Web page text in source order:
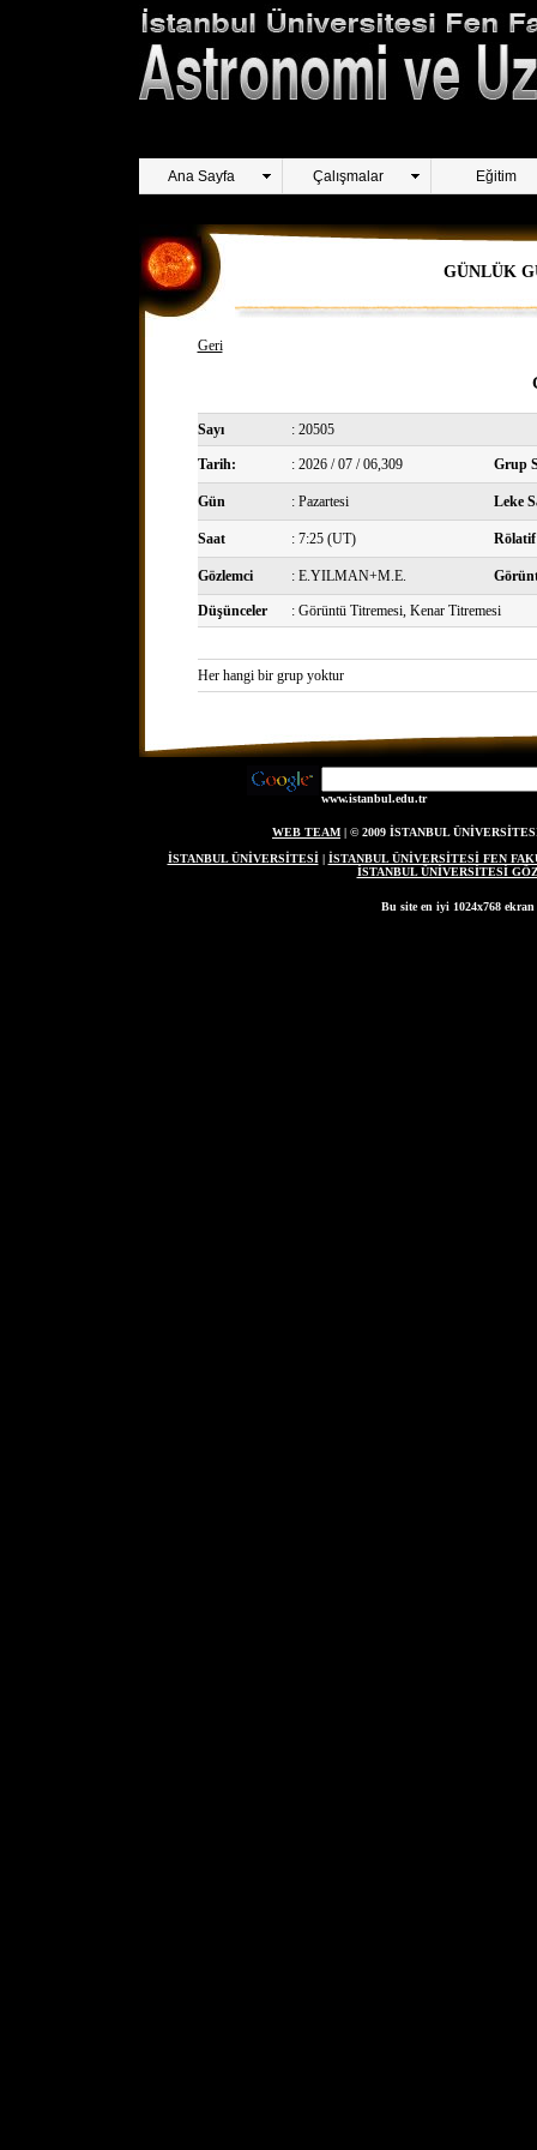
Ana Sayfa Çalışmalar Eğitim
GÜNLÜK
Geri
Sayı : 20505
Tarih: : 2026 / 07 / 06,309 Grup
Gün : Pazartesi Leke
Saat : 7:25 (UT) Rölatif
Gözlemci : E.YILMAN+M.E.
Düşünceler : Görüntü Titremesi, Kenar Titremesi
Her hangi bir grup yoktur
www.istanbul.edu.tr
WEB TEAM | © 2009 İSTANBUL
İSTANBUL ÜNİVERSİTESİ| İSTANBUL ÜNİVERSİTESİ FEN
İSTANBUL ÜNİVERSİTESİ
Bu site en iyi 1024x768